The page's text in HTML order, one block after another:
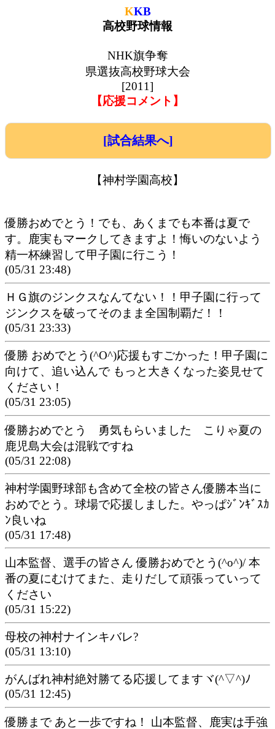
KKB
高校野球情報
NHK旗争奪
県選抜高校野球大会
[2011]
【応援コメント】
[試合結果へ]
【神村学園高校】
優勝おめでとう！でも、あくまでも本番は夏で
す。鹿実もマークしてきますよ！悔いのないよう
精一杯練習して甲子園に行こう！
(05/31 23:48)
ＨＧ旗のジンクスなんてない！！甲子園に行って
ジンクスを破ってそのまま全国制覇だ！！
(05/31 23:33)
優勝 おめでとう(^O^)応援もすごかった！甲子園に
向けて、追い込んで もっと大きくなった姿見せて
ください！
(05/31 23:05)
優勝おめでとう 勇気もらいました こりゃ夏の
鹿児島大会は混戦ですね
(05/31 22:08)
神村学園野球部も含めて全校の皆さん優勝本当に
おめでとう。球場で応援しました。やっぱｼﾞﾝｷﾞｽｶ
ﾝ良いね
(05/31 17:48)
山本監督、選手の皆さん 優勝おめでとう(^o^)/ 本
番の夏にむけてまた、走りだして頑張っていって
ください
(05/31 15:22)
母校の神村ナインキバレ?
(05/31 13:10)
がんばれ神村絶対勝てる応援してますヾ(^▽^)ﾉ
(05/31 12:45)
優勝まで あと一歩ですね！ 山本監督、鹿実は手強